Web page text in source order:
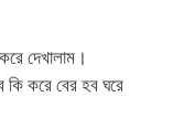
দেখালাম।
করে বের হব ঘরে